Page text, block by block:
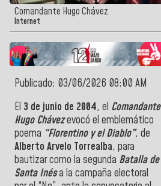
Comandante Hugo Chávez
Internet
Publicado: 03/06/2026 08:00 AM
El 3 de junio de 2004, el Comandante
Hugo Chávezevocó el emblemático
poema “Florentino y el Diablo”, de
Alberto Arvelo Torrealba, para
bautizar como la segunda Batalla de
Santa Inésa la campaña electoral